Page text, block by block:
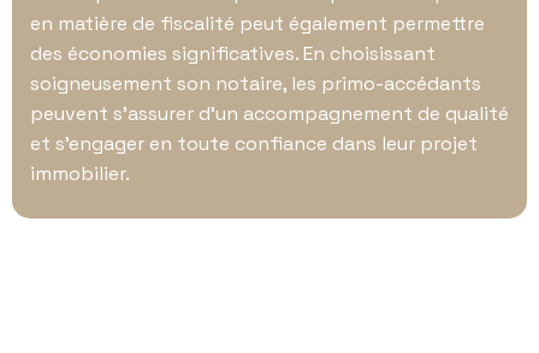
en matière de fiscalité peut également permettre
des économies significatives. En choisissant
soigneusement son notaire, les primo-accédants
peuvent s’assurer d’un accompagnement de qualité
et s’engager en toute confiance dans leur projet
immobilier.